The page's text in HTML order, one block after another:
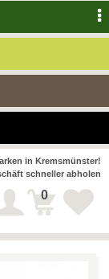
in Kremsmünster!
schneller abholen
0